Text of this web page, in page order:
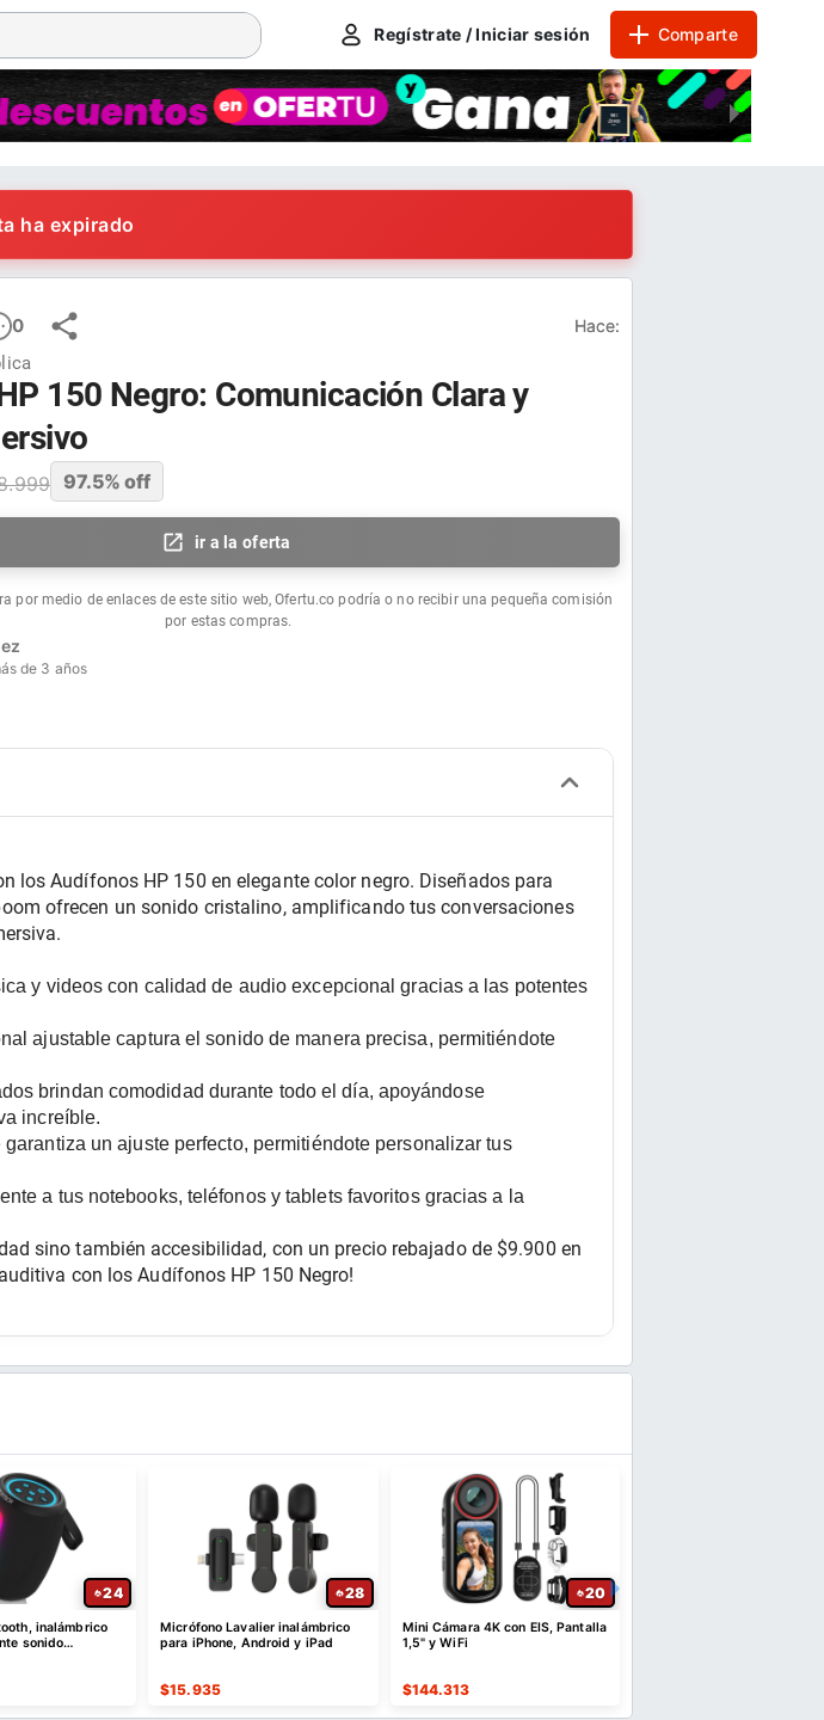
Regístrate / Iniciar sesión Comparte
ha expirado
0 Hace:
150 Negro: Comunicación Clara y
97.5% off
ir a la oferta
por medio de enlaces de este sitio web, Ofertu.co podría o no recibir una pequeña comisión
por estas compras.
de 3 años
los Audífonos HP 150 en elegante color negro. Diseñados para
ofrecen un sonido cristalino, amplificando tus conversaciones
y videos con calidad de audio excepcional gracias a las potentes
ajustable captura el sonido de manera precisa, permitiéndote
brindan comodidad durante todo el día, apoyándose
increíble.
un ajuste perfecto, permitiéndote personalizar tus
a tus notebooks, teléfonos y tablets favoritos gracias a la
sino también accesibilidad, con un precio rebajado de $9.900 en
con los Audífonos HP 150 Negro!
24
inalámbrico
sonido
28
Micrófono Lavalier inalámbrico
para iPhone, Android y iPad
$15.935
20
Mini Cámara 4K con EIS, Pantalla
1,5" y WiFi
$144.313